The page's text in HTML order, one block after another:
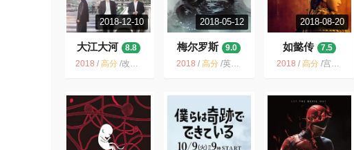
2018-12-10
大江大河
8.8
2018 /高分 /改革开放 良心剧 国产 社会 励志 成长 人性 中国大陆
2018-05-12
梅尔罗斯
9.0
2018 / 高分/英剧 卷福 人性 英国 BenedictCumberbatch 剧情 小说改编 电视剧
2018-08-20
如懿传
7.5
2018 / 高分/宫斗 古装 良心剧 宫廷 国产剧 女性 小说改编 2018